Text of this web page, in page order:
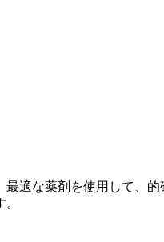
適な薬剤を使用して、